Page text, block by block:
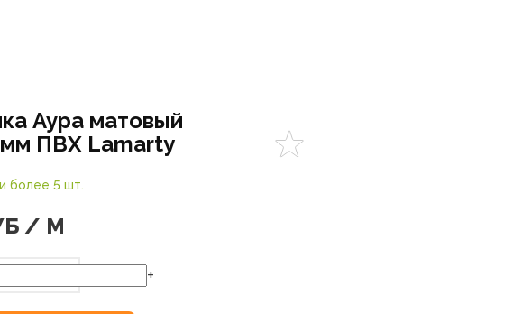
Аура матовый
мм ПВХ Lamarty
более 5 шт.
/ М
+